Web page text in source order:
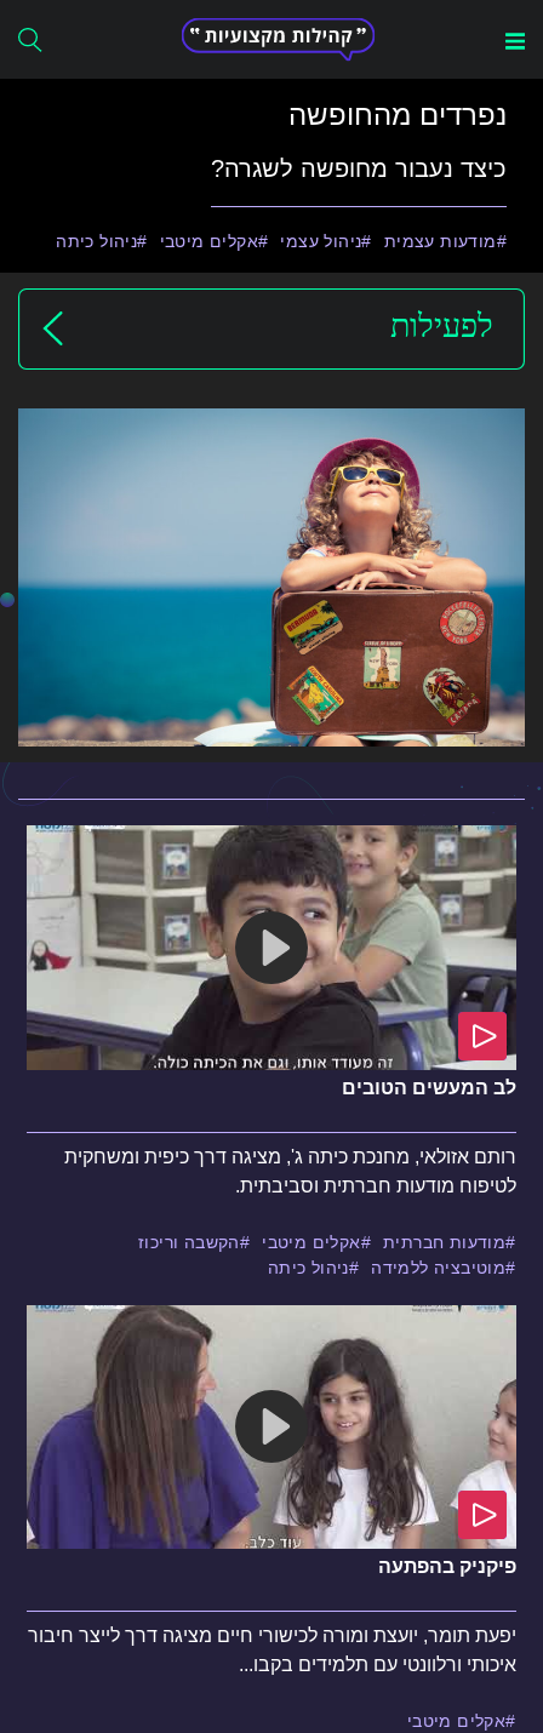
for:
נפרדים מהחופשה
כיצד נעבור מחופשה לשגרה?
מודעות עצמית ניהול עצמי אקלים מיטבי ניהול כיתה
לפעילות
לב המעשים הטובים
רותם אזולאי, מחנכת כיתה ג', מציגה דרך כיפית ומשחקית
לטיפוח מודעות חברתית וסביבתית.
מודעות חברתית אקלים מיטבי
הקשבה וריכוז
מוטיבציה ללמידה
ניהול כיתה
פיקניק בהפתעה
יפעת תומר, יועצת ומורה לכישורי חיים מציגה דרך לייצר חיבור
איכותי ורלוונטי עם תלמידים בקבו...
אקלים מיטבי